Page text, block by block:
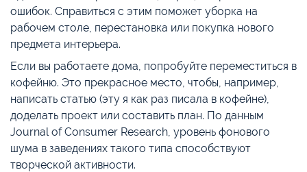
ошибок. Справиться с этим поможет уборка на
рабочем столе, перестановка или покупка нового
предмета интерьера.
Если вы работаете дома, попробуйте переместиться в
кофейню. Это прекрасное место, чтобы, например,
написать статью (эту я как раз писала в кофейне),
доделать проект или составить план. По данным
Journal of Consumer Research, уровень фонового
шума в заведениях такого типа способствуют
творческой активности.